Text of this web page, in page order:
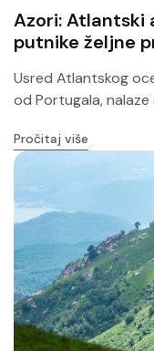
Azori: Atlantski
putnike željne
Usred Atlantskog
od Portugala, nalaze
Pročitaj više